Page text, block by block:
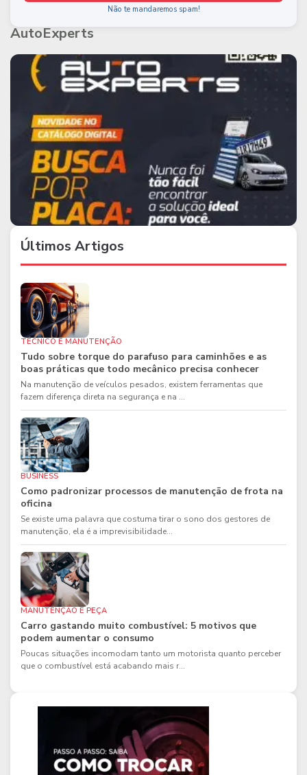
Não te mandaremos spam!
AutoExperts
Últimos Artigos
TÉCNICO E MANUTENÇÃO
Tudo sobre torque do parafuso para caminhões e as
boas práticas que todo mecânico precisa conhecer
Na manutenção de veículos pesados, existem ferramentas que
fazem diferença direta na segurança e na ...
BUSINESS
Como padronizar processos de manutenção de frota na
oficina
Se existe uma palavra que costuma tirar o sono dos gestores de
manutenção, ela é a imprevisibilidade...
MANUTENÇÃO E PEÇA
Carro gastando muito combustível: 5 motivos que
podem aumentar o consumo
Poucas situações incomodam tanto um motorista quanto perceber
que o combustível está acabando mais r...